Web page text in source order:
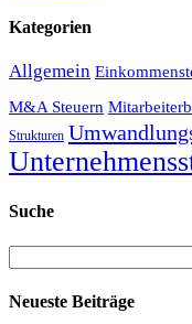
Kategorien
Allgemein
M&A Steuern
Strukturen
Suche
Neueste Beiträge